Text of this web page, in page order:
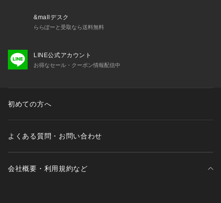
・69050 ブラジャー（B・C・D）
・69051 ブラジャー（E・F）
・79051 レースショーツ
・79052 リボンショーツ
若干製品と画像のカラーが異なる場合もございます。
&mallデスク
ららぽーと受取なら送料無料
LINE公式アカウント
お得なセール・クーポン情報配信中
初めての方へ
よくある質問・お問い合わせ
会社概要・利用規約など